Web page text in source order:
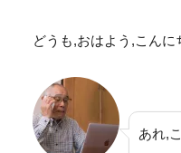
どうも,おはよう,こんに
あれ,